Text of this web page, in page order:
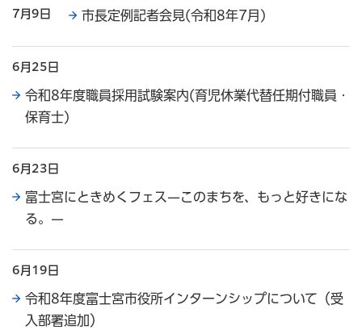
7月9日 市長定例記者会見(令和8年7月)
6月25日
令和8年度職員採用試験案内(育児休業代替任期付職員・
保育士)
6月23日
富士宮にときめくフェス—このまちを、もっと好きにな
る。—
6月19日
令和8年度富士宮市役所インターンシップについて（受
入部署追加）